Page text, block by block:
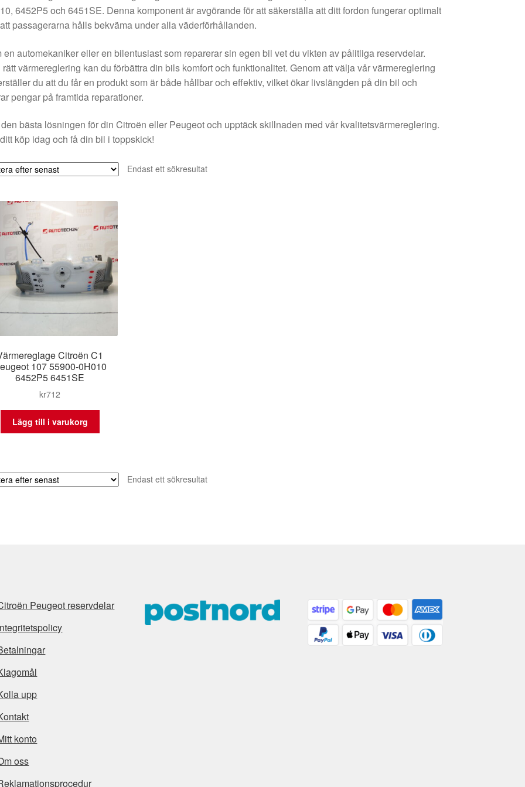
6452P5 och 6451SE. Denna komponent är avgörande för att säkerställa att ditt fordon fungerar optimalt
passagerarna hålls bekväma under alla väderförhållanden.
en automekaniker eller en bilentusiast som reparerar sin egen bil vet du vikten av pålitliga reservdelar.
rätt värmereglering kan du förbättra din bils komfort och funktionalitet. Genom att välja vår värmereglering
du att du får en produkt som är både hållbar och effektiv, vilket ökar livslängden på din bil och
pengar på framtida reparationer.
bästa lösningen för din Citroën eller Peugeot och upptäck skillnaden med vår kvalitetsvärmereglering.
köp idag och få din bil i toppskick!
Endast ett sökresultat
Citroën C1
107 55900-0H010
6452P5 6451SE
kr712
Lägg till i varukorg
Endast ett sökresultat
Peugeot reservdelar
upp
konto
oss